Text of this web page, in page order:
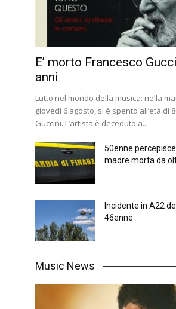
E’ morto Francesco
anni
Lutto nel mondo della musica: nella
giovedì 6 agosto, si è spento all’età di
Guccini. L’artista è deceduto a...
50enne
madre morta da
Incidente in A22
46enne
Music News